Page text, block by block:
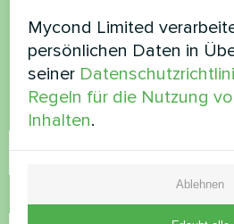
Kontaktieren Sie uns
helfen
Name
Mycond Limited
persönlichen Daten in
seiner
Regeln für die Nutzung
Inhalten.
Ablehnen